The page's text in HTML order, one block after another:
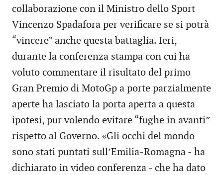
collaborazione con il Ministro dello Sport
Vincenzo Spadafora per verificare se si potrà
“vincere” anche questa battaglia. Ieri,
durante la conferenza stampa con cui ha
voluto commentare il risultato del primo
Gran Premio di MotoGp a porte parzialmente
aperte ha lasciato la porta aperta a questa
ipotesi, pur volendo evitare “fughe in avanti”
rispetto al Governo. «Gli occhi del mondo
sono stati puntati sull’Emilia-Romagna - ha
dichiarato in video conferenza - che ha dato